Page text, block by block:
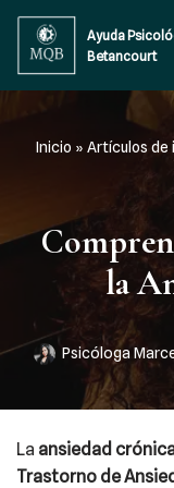
Saltar
al
contenido
Ayuda
Betancourt
Inicio » Artículos de
la
Psicóloga
La ansiedad
Trastorno de